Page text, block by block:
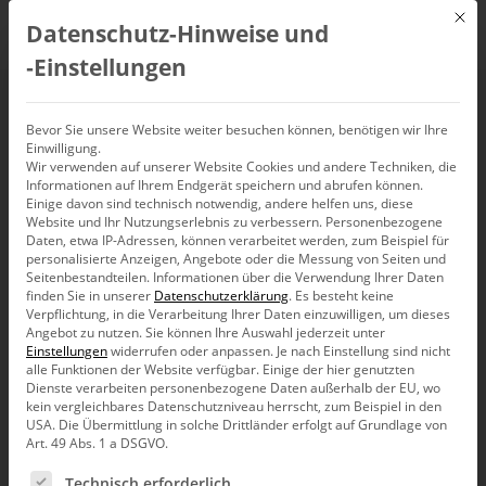
DeltaMaster III –
Berichtsorganisation
und -distribution
(20.02.2020)
20. Februar 2020, 9:00 17:00 Nürnberg
Mit
Datenschutz-Hinweise und
‑Einstellungen
Bevor Sie unsere Website weiter besuchen können, benötigen wir Ihre
Einwilligung.
Wir verwenden auf unserer Website Cookies und andere Techniken, die
Informationen auf Ihrem Endgerät speichern und abrufen können.
Einige davon sind technisch notwendig, andere helfen uns, diese
Website und Ihr Nutzungserlebnis zu verbessern. Personenbezogene
Daten, etwa IP-Adressen, können verarbeitet werden, zum Beispiel für
personalisierte Anzeigen, Angebote oder die Messung von Seiten und
Seitenbestandteilen. Informationen über die Verwendung Ihrer Daten
finden Sie in unserer Datenschutzerklärung. Es besteht keine
Verpflichtung, in die Verarbeitung Ihrer Daten einzuwilligen, um dieses
Angebot zu nutzen.Sie können Ihre Auswahl jederzeit unter
Einstellungenwiderrufen oder anpassen. Je nach Einstellung sind nicht
alle Funktionen der Website verfügbar. Einige der hier genutzten
Dienste verarbeiten personenbezogene Daten außerhalb der EU, wo
kein vergleichbares Datenschutzniveau herrscht, zum Beispiel in den
USA. Die Übermittlung in solche Drittländer erfolgt auf Grundlage von
Art. 49 Abs. 1 a DSGVO.
Es folgt eine Liste der Service-Gruppen, für die eine